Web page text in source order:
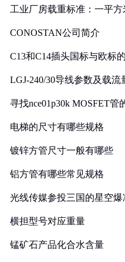
工业厂房载重标准：一平
CONOSTAN公司简介
C13和C14插头国标与欧标
LGJ-240/30导线参数及载流
寻找nce01p30k MOSFET管
电梯的尺寸有哪些规格
镀锌方管尺寸一般有哪些
铝方管有哪些常见规格
光线传媒参投三国的星空爆
横担型号对应重量
锰矿石产品化合水含量